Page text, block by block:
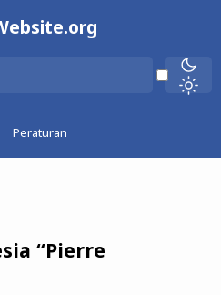
Peraturan
“Pierre